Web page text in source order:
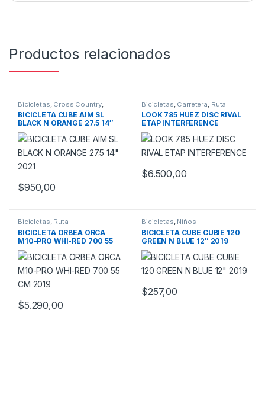
Productos relacionados
Bicicletas Cross Country,
Montaña,Rigidas
BICICLETA CUBE AIM SL
BLACK N ORANGE 27.5 14″
2021
$950,00
Este producto tiene múltiples variantes. Las opciones se
Bicicletas Carretera Ruta
LOOK 785 HUEZ DISC RIVAL
ETAP INTERFERENCE
$6.500,00
Bicicletas, Ruta
BICICLETA ORBEA ORCA
M10-PRO WHI-RED 700 55
CM 2019
$5.290,00
Este producto tiene múltiples variantes. Las opciones se
Bicicletas, Niños
BICICLETA CUBE CUBIE 120
GREEN N BLUE 12″ 2019
$257,00